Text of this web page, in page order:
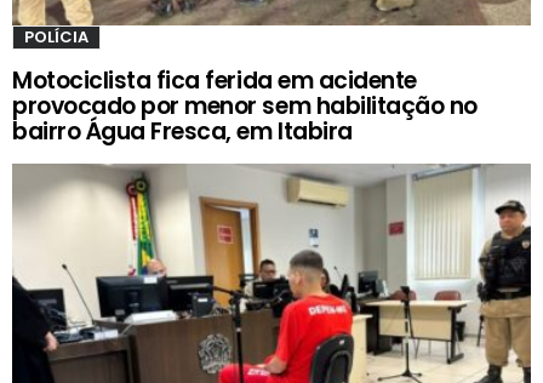
POLÍCIA
Motociclista fica ferida em acidente
provocado por menor sem habilitação no
bairro Água Fresca, em Itabira